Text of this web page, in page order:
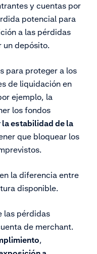
y cuentas por
potencial para
a las pérdidas
un depósito.
para proteger a los
de liquidación en
ejemplo, la
los fondos
la estabilidad de la
que bloquear los
la diferencia entre
disponible.
las pérdidas
de merchant.
,